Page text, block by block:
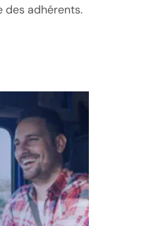
des adhérents.